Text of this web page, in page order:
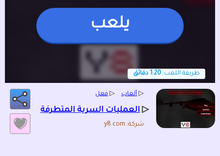
يلعب
طريقة اللعب: 1:20 دقائق
▷ ألعاب ▷ فعل
▷ العمليات السرية المتطرفة
شركة: y8.com